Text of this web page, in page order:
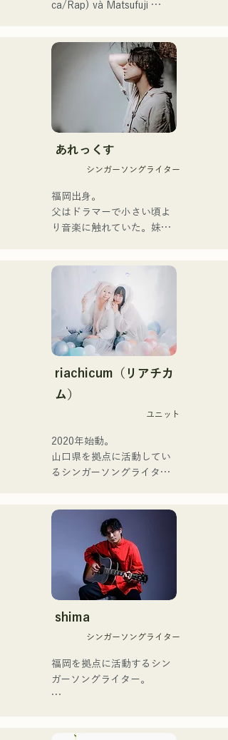
trở thành một nhóm nhạc
ca/Rap) và Matsufuji
những thông điệp giản dị
nhưng mạnh mẽ trong một
thế giới quan nhẹ nhàng và
giọng hát ấm áp nhưng đầy
nội lực, nhẹ nhàng chạm đến
trái tim người nghe.
đơn đầu tiên, "Zatsuni
Tamede," vào ngày 23
tháng 1 năm 2025.
bao gồm acoustic, track và
band mixing.
Họ được hỗ trợ trong các
bản thu âm và biểu diễn
trực tiếp bởi CHOYO
(Keyboard/Guitar) của
Zigzaguzu, Taisei (Trống)
trước đây của meow, Yuya
Suehiro (Guitar) của the
của xanadoo.
[ĐĨA ĐƠN MỚI]
World is Love," sẽ được
phát hành vào ngày 25
tháng 6 năm 2025.
あれっくす
シンガーソングライター
福岡出身。
父はドラマーで小さい頃よ
り音楽に触れていた。妹
家族で音楽を楽しむミュー
ジックファミリー。
10代後半にアメリカへ4年
半留学。
現在はLOVE FMの"music
×serendipity"でラジオDJを
務める。
デルやタレントとしても活
躍中。世界的有名なオーデ
ゴットタレント」で日本人
の芸人史上初のゴールデン
ブザーを獲得し、その後ス
もゴールデンブザーを獲得
した、ノボせもんなべの応
援歌「ゴールデンブザー」
や、アメリカ留学時代の心
友とコライトした本格的カ
ントリーソング「Life Goes
それらの楽曲を揃えた自身
初のフルアルバム「ONE
2025.12.31にリリースし、
iTunesカントリーアルバム
riachicum（リアチカ
ム）
ユニット
2020年始動。
山口県を拠点に活動してい
るシンガーソングライター
ユニット
コロナ禍に入り、音楽で山
口県を盛り上げたいという
思いからユニットを始動。
当初は動画配信サイトでの
活動のみだったが、2020年
12月より、山口県の地元イ
地元音楽イベントやライブ
ハウスを中心にパフォーマ
ンスをしている。
shima
シンガーソングライター
福岡を拠点に活動するシン
ガーソングライター。